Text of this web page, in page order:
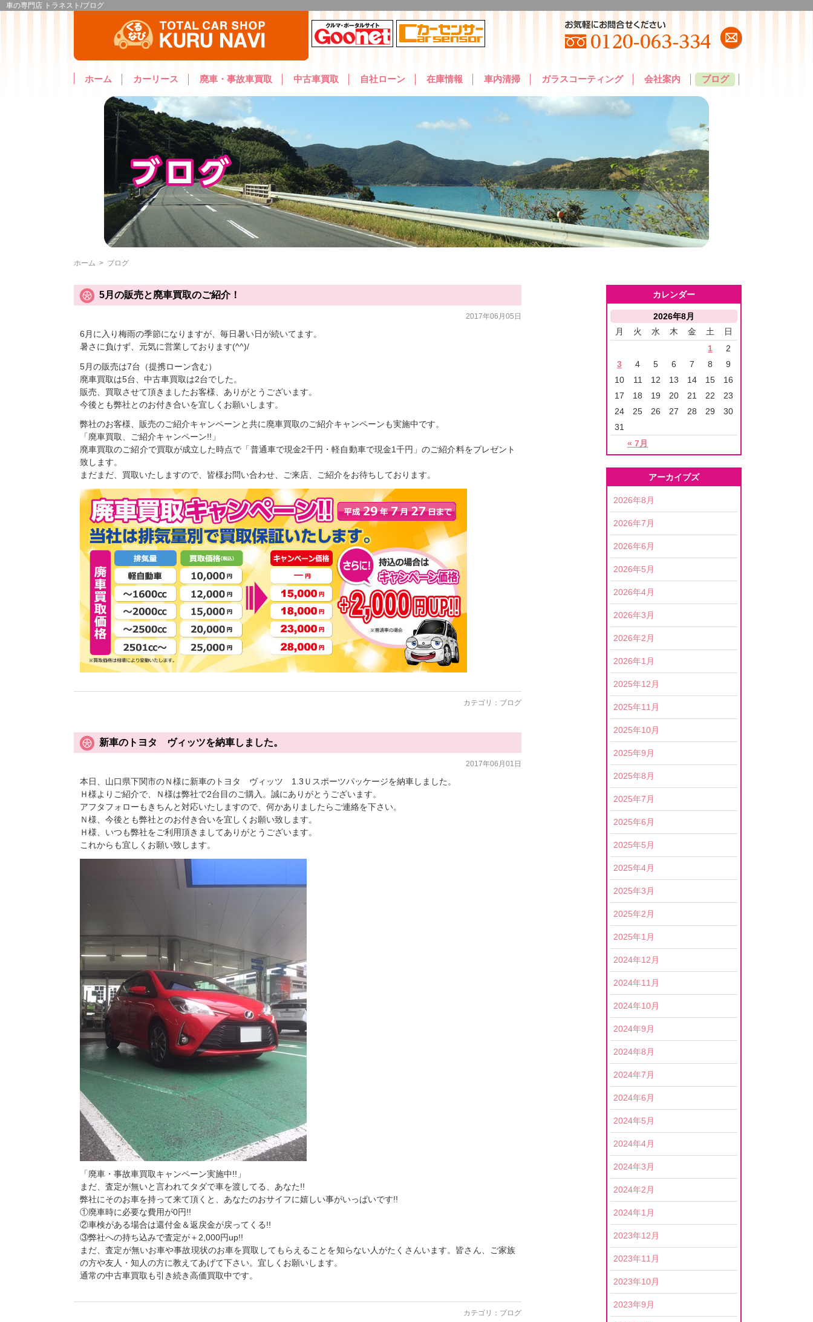
車の専門店 トラネスト/ブログ
ホーム カーリース 廃車・事故車買取 中古車買取 自社ローン 在庫情報 車内清掃 ガラスコーティング 会社案内 ブログ
ホーム > ブログ
5月の販売と廃車買取のご紹介！
2017年06月05日
6月に入り梅雨の季節になりますが、毎日暑い日が続いてます。
暑さに負けず、元気に営業しております(^^)/
5月の販売は7台（提携ローン含む）
廃車買取は5台、中古車買取は2台でした。
販売、買取させて頂きましたお客様、ありがとうございます。
今後とも弊社とのお付き合いを宜しくお願いします。
弊社のお客様、販売のご紹介キャンペーンと共に廃車買取のご紹介キャンペーンも実施中です。
「廃車買取、ご紹介キャンペーン!!」
廃車買取のご紹介で買取が成立した時点で「普通車で現金2千円・軽自動車で現金1千円」のご紹介料をプレゼント
致します。
まだまだ、買取いたしますので、皆様お問い合わせ、ご来店、ご紹介をお待ちしております。
カテゴリ： ブログ
新車のトヨタ ヴィッツを納車しました。
2017年06月01日
本日、山口県下関市のＮ様に新車のトヨタ ヴィッツ 1.3Ｕスポーツパッケージを納車しました。
Ｈ様よりご紹介で、Ｎ様は弊社で2台目のご購入。誠にありがとうございます。
アフタフォローもきちんと対応いたしますので、何かありましたらご連絡を下さい。
Ｎ様、今後とも弊社とのお付き合いを宜しくお願い致します。
Ｈ様、いつも弊社をご利用頂きましてありがとうございます。
これからも宜しくお願い致します。
「廃車・事故車買取キャンペーン実施中!!」
まだ、査定が無いと言われてタダで車を渡してる、あなた!!
弊社にそのお車を持って来て頂くと、あなたのおサイフに嬉しい事がいっぱいです!!
①廃車時に必要な費用が0円!!
②車検がある場合は還付金＆返戻金が戻ってくる!!
③弊社への持ち込みで査定が＋2,000円up!!
まだ、査定が無いお車や事故現状のお車を買取してもらえることを知らない人がたくさんいます。皆さん、ご家族
の方や友人・知人の方に教えてあげて下さい。宜しくお願いします。
通常の中古車買取も引き続き高価買取中です。
カテゴリ： ブログ
カレンダー
2026年8月
月
火 水 木 金 土 日
« 7月
1
2
3
4 5 6 7 8
9
10
11 12 13 14 15
16
17
18 19 20 21 22
23
24
25 26 27 28 29
30
31
アーカイブズ
2026年8月
2026年7月
2026年6月
2026年5月
2026年4月
2026年3月
2026年2月
2026年1月
2025年12月
2025年11月
2025年10月
2025年9月
2025年8月
2025年7月
2025年6月
2025年5月
2025年4月
2025年3月
2025年2月
2025年1月
2024年12月
2024年11月
2024年10月
2024年9月
2024年8月
2024年7月
2024年6月
2024年5月
2024年4月
2024年3月
2024年2月
2024年1月
2023年12月
2023年11月
2023年10月
2023年9月